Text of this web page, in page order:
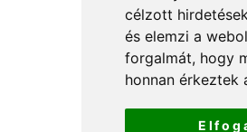
célzott
és elemzi a
forgalmát, hogy
honnan érkeztek
3990Ft